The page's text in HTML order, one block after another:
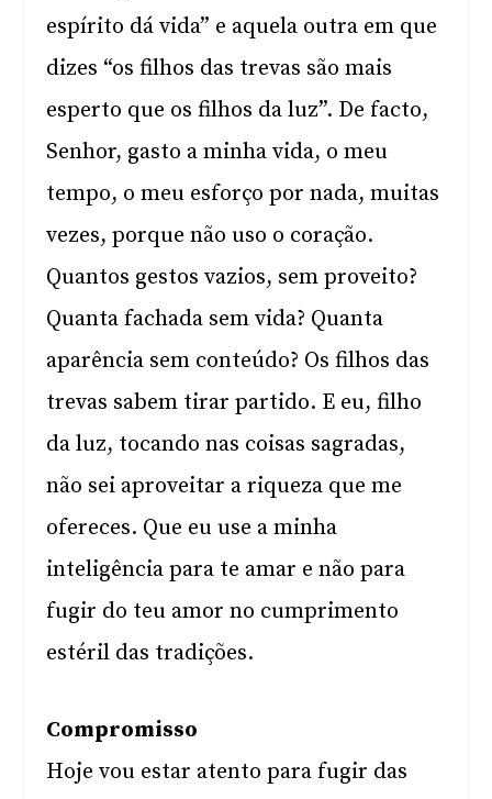
espírito dá vida” e aquela outra em que
dizes “os filhos das trevas são mais
esperto que os filhos da luz”. De facto,
Senhor, gasto a minha vida, o meu
tempo, o meu esforço por nada, muitas
vezes, porque não uso o coração.
Quantos gestos vazios, sem proveito?
Quanta fachada sem vida? Quanta
aparência sem conteúdo? Os filhos das
trevas sabem tirar partido. E eu, filho
da luz, tocando nas coisas sagradas,
não sei aproveitar a riqueza que me
ofereces. Que eu use a minha
inteligência para te amar e não para
fugir do teu amor no cumprimento
estéril das tradições.
Compromisso
Hoje vou estar atento para fugir das